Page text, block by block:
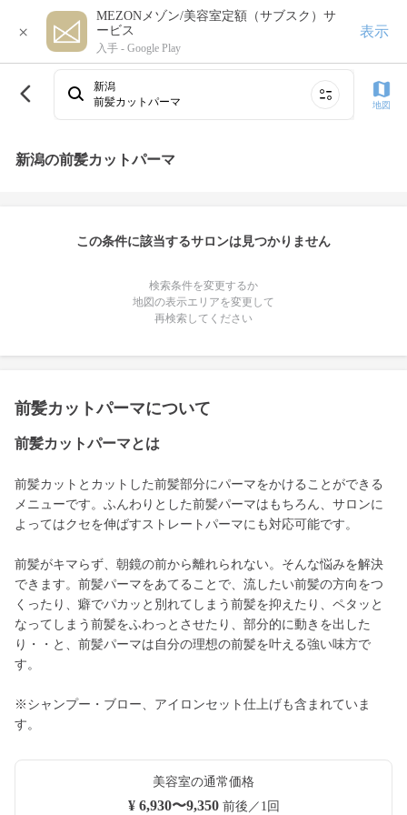
×
MEZONメゾン/美容室定額（サブスク）サ
ービス
入手 - Google Play
表示
新潟
前髪カットパーマ
地図
新潟の前髪カットパーマ
この条件に該当するサロンは見つかりません
検索条件を変更するか
地図の表示エリアを変更して
再検索してください
前髪カットパーマについて
前髪カットパーマとは
前髪カットとカットした前髪部分にパーマをかけることができる
メニューです。ふんわりとした前髪パーマはもちろん、サロンに
よってはクセを伸ばすストレートパーマにも対応可能です。
前髪がキマらず、朝鏡の前から離れられない。そんな悩みを解決
できます。前髪パーマをあてることで、流したい前髪の方向をつ
くったり、癖でパカッと別れてしまう前髪を抑えたり、ペタッと
なってしまう前髪をふわっとさせたり、部分的に動きを出した
り・・と、前髪パーマは自分の理想の前髪を叶える強い味方で
す。
※シャンプー・ブロー、アイロンセット仕上げも含まれていま
す。
美容室の通常価格
¥ 6,930〜9,350前後／1回